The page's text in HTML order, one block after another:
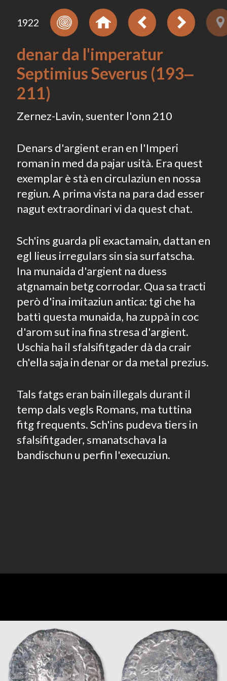
1922
denar da l'imperatur
Septimius Severus (193‒
211)
Zernez-Lavin, suenter l'onn 210
Denars d'argient eran en l'Imperi
roman in med da pajar usità. Era quest
exemplar è stà en circulaziun en nossa
regiun. A prima vista na para dad esser
nagut extraordinari vi da quest chat.
Sch'ins guarda pli exactamain, dattan en
egl lieus irregulars sin sia surfatscha.
Ina munaida d'argient na duess
atgnamain betg corrodar. Qua sa tracti
però d'ina imitaziun antica: tgi che ha
battì questa munaida, ha zuppà in coc
d'arom sut ina fina stresa d'argient.
Uschia ha il sfalsifitgader dà da crair
ch'ella saja in denar or da metal prezius.
Tals fatgs eran bain illegals durant il
temp dals vegls Romans, ma tuttina
fitg frequents. Sch'ins pudeva tiers in
sfalsifitgader, smanatschava la
bandischun u perfin l'execuziun.